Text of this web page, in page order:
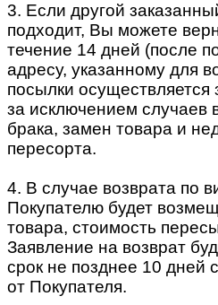
3. Если другой
подходит, Вы можете
течение 14 дней (после
адресу, указанному для
посылки осуществляется
за исключением случаев
брака, замен товара и
пересорта.
4. В случае возврата по
Покупателю будет
товара, стоимость
Заявление на возврат
срок не позднее 10 дней
от Покупателя.